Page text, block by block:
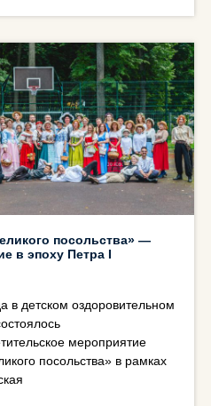
посольства» —
в эпоху Петра I
в детском оздоровительном
мероприятие
посольства» в рамках